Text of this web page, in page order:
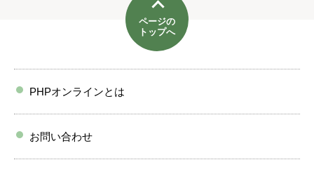
ページの
トップへ
PHPオンラインとは
お問い合わせ